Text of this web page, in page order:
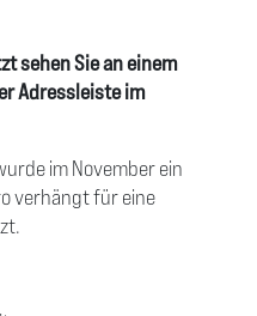
sehen Sie an einem
Adressleiste im
im November ein
verhängt für eine